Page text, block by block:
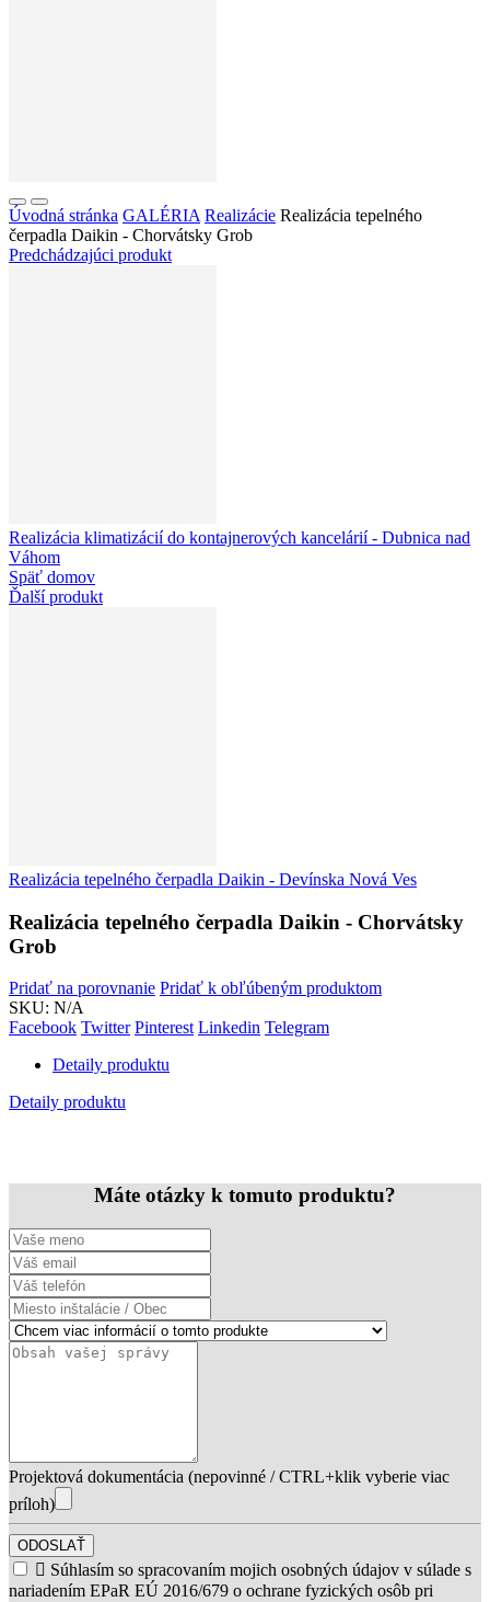
Úvodná stránka GALÉRIA Realizácie Realizácia tepelného
čerpadla Daikin - Chorvátsky Grob
Predchádzajúci produkt
Realizácia klimatizácií do kontajnerových kancelárií - Dubnica nad
Váhom
Späť domov
Ďalší produkt
Realizácia tepelného čerpadla Daikin - Devínska Nová Ves
Realizácia tepelného čerpadla Daikin - Chorvátsky
Grob
Pridať na porovnanie Pridať k obľúbeným produktom
SKU: N/A
Facebook Twitter Pinterest Linkedin Telegram
Detaily produktu
Detaily produktu
Máte otázky k tomuto produktu?
Projektová dokumentácia (nepovinné / CTRL+klik vyberie viac
príloh)
ODOSLAŤ
 Súhlasím so spracovaním mojich osobných údajov v súlade s
nariadením EPaR EÚ 2016/679 o ochrane fyzických osôb pri